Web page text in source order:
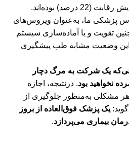
پزشکی ما، به‌عنوان ویروس‌های
تقویت و یا آماده‌سازی سیستم
این وضعیت مشابه طب پیشگیری
یک شرکت به مرگ دچار
نخواهید بود. درنتیجه، اجازه
مشکلی به‌منظور جلوگیری از
یک پزشک فوق‌العاده از بروز
بیماری می‌پردازد.